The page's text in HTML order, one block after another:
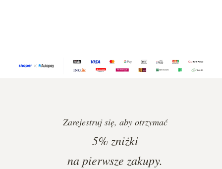
Zarejestruj się, aby otrzymać
5% zniżki
na pierwsze zakupy.